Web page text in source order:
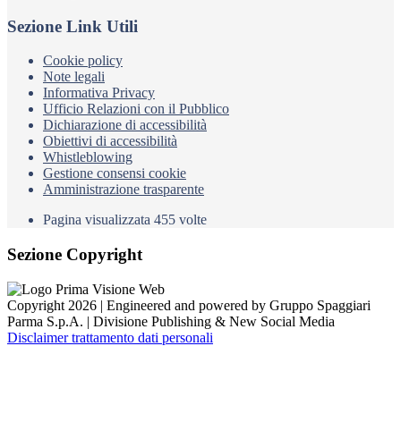
Sezione Link Utili
Cookie policy
Note legali
Informativa Privacy
Ufficio Relazioni con il Pubblico
Dichiarazione di accessibilità
Obiettivi di accessibilità
Whistleblowing
Gestione consensi cookie
Amministrazione trasparente
Pagina visualizzata 455 volte
Sezione Copyright
Copyright 2026 | Engineered and powered by Gruppo Spaggiari
Parma S.p.A. | Divisione Publishing & New Social Media
Disclaimer trattamento dati personali